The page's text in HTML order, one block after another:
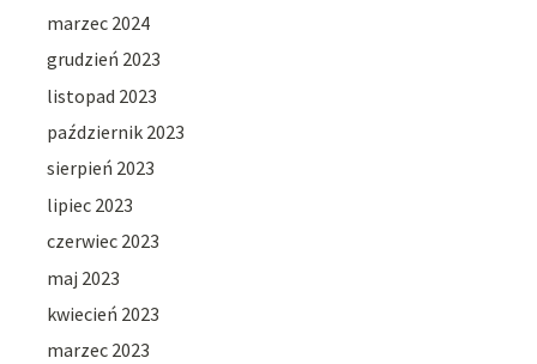
marzec 2024
grudzień 2023
listopad 2023
październik 2023
sierpień 2023
lipiec 2023
czerwiec 2023
maj 2023
kwiecień 2023
marzec 2023